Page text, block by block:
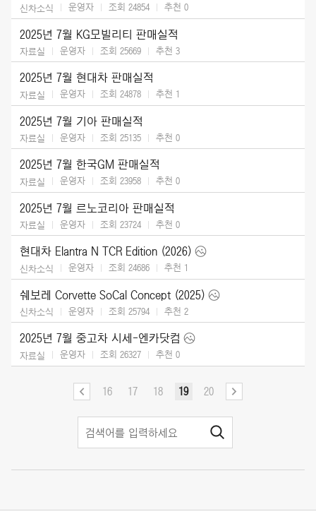
신차소식 운영자 조회 24854 추천 0
2025년 7월 KG모빌리티 판매실적
자료실 운영자 조회 25669 추천 3
2025년 7월 현대차 판매실적
자료실 운영자 조회 24878 추천 1
2025년 7월 기아 판매실적
자료실 운영자 조회 25135 추천 0
2025년 7월 한국GM 판매실적
자료실 운영자 조회 23958 추천 0
2025년 7월 르노코리아 판매실적
자료실 운영자 조회 23724 추천 0
현대차 Elantra N TCR Edition (2026)
신차소식 운영자 조회 24686 추천 1
쉐보레 Corvette SoCal Concept (2025)
신차소식 운영자 조회 25794 추천 2
2025년 7월 중고차 시세-엔카닷컴
자료실 운영자 조회 26327 추천 0
16 17 18 19 20